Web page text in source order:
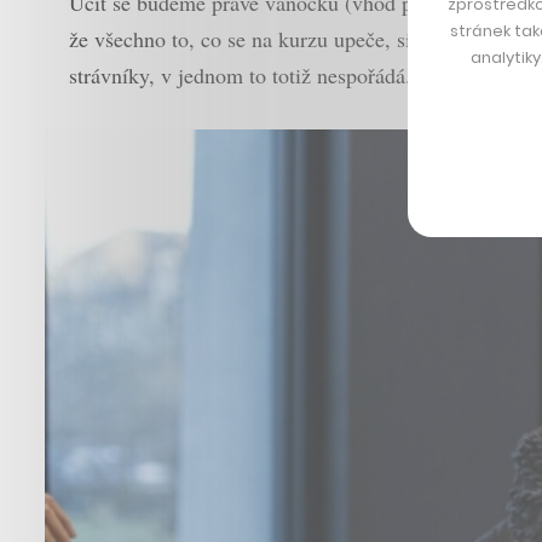
že všechno to, co se na kurzu upeče, si taky člověk
strávníky, v jednom to totiž nespořádá.
stránek